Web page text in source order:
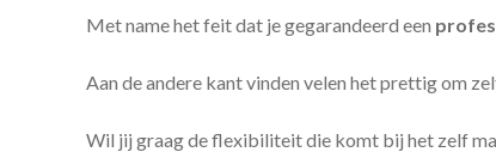
Met name het feit dat je gegarandeerd een
Aan de andere kant vinden velen het prettig om
Wil jij graag de flexibiliteit die komt bij het zelf